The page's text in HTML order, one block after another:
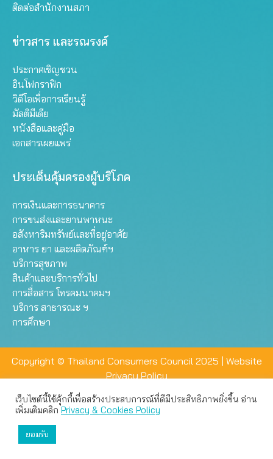
ติดต่อสำนักงานสภา
ข่าวสาร และรณรงค์
ประกาศเชิญชวน
อินโฟกราฟิก
วิดีโอเพื่อการเรียนรู้
มัลติมีเดีย
หนังสือและคู่มือ
เอกสารเผยแพร่
ประเด็นคุ้มครองผู้บริโภค
การเงินและการธนาคาร
การขนส่งและยานพาหนะ
อสังหาริมทรัพย์และที่อยู่อาศัย
อาหาร ยา และผลิตภัณฑ์ฯ
บริการสุขภาพ
สินค้าและบริการทั่วไป
การสื่อสาร โทรคมนาคมฯ
บริการ สาธารณะ ฯ
การศึกษา
Copyright © Thailand Consumers Council 2025 | Website
Privacy Policy
เว็บไซต์นี้ใช้คุ้กกี้เพื่อสร้างประสบการณ์ที่ดีมีประสิทธิภาพยิ่งขึ้น อ่าน
เพิ่มเติมคลิกPrivacy & Cookies Policy
ยอมรับ
เว็บไซต์นี้ใช้คุกกี้เพื่อมอบประสบการณ์การใช้งานที่ดีให้แก่ท่าน คุณ
สามารถเลือกตั้งค่าความเป็นส่วนตัวได้
ยอมรับทั้งหมด